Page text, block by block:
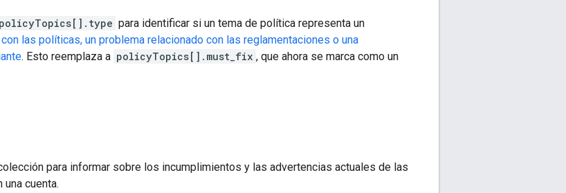
policyTopics[].type para identificar si un tema de política representa un
las políticas, un problema relacionado con las reglamentaciones o una
. Esto reemplaza a policyTopics[].must_fix , que ahora se marca como un
para informar sobre los incumplimientos y las advertencias actuales de las
cuenta.